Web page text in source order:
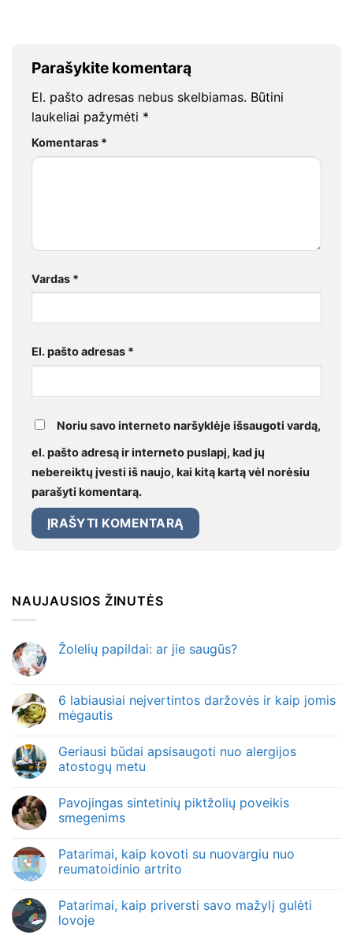
Parašykite komentarą
El. pašto adresas nebus skelbiamas. Būtini
laukeliai pažymėti *
Komentaras *
Vardas *
El. pašto adresas *
Noriu savo interneto naršyklėje išsaugoti vardą,
el. pašto adresą ir interneto puslapį, kad jų
nebereiktų įvesti iš naujo, kai kitą kartą vėl norėsiu
parašyti komentarą.
NAUJAUSIOS ŽINUTĖS
Žolelių papildai: ar jie saugūs?
6 labiausiai neįvertintos daržovės ir kaip jomis
mėgautis
Geriausi būdai apsisaugoti nuo alergijos
atostogų metu
Pavojingas sintetinių piktžolių poveikis
smegenims
Patarimai, kaip kovoti su nuovargiu nuo
reumatoidinio artrito
Patarimai, kaip priversti savo mažylį gulėti
lovoje